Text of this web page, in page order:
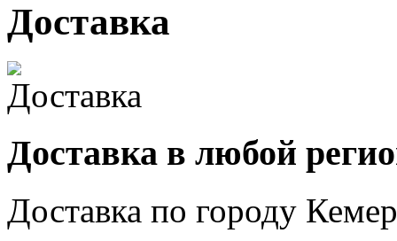
Доставка
Доставка в любой
Доставка по городу